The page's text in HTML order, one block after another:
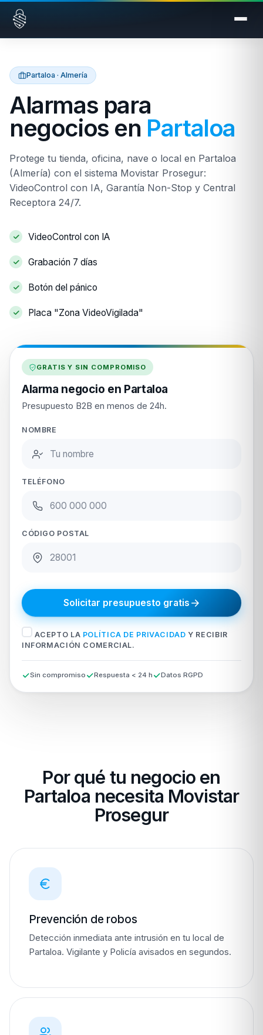
Saltar al contenido
Partaloa · Almería
Alarmas para
negocios en Partaloa
Protege tu tienda, oficina, nave o local en Partaloa
(Almería) con el sistema Movistar Prosegur:
VideoControl con IA, Garantía Non-Stop y Central
Receptora 24/7.
VideoControl con IA
Grabación 7 días
Botón del pánico
Placa "Zona VideoVigilada"
GRATIS Y SIN COMPROMISO
Alarma negocio en Partaloa
Presupuesto B2B en menos de 24h.
NOMBRE
TELÉFONO
CÓDIGO POSTAL
Solicitar presupuesto gratis
ACEPTO LA POLÍTICA DE PRIVACIDAD Y RECIBIR
INFORMACIÓN COMERCIAL.
Sin compromiso Respuesta < 24 h Datos RGPD
Por qué tu negocio en
Partaloa necesita Movistar
Prosegur
Prevención de robos
Detección inmediata ante intrusión en tu local de
Partaloa. Vigilante y Policía avisados en segundos.